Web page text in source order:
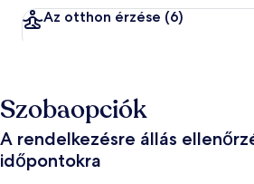
Az otthon érzése (6)
Szobaopciók
A rendelkezésre állás
időpontokra